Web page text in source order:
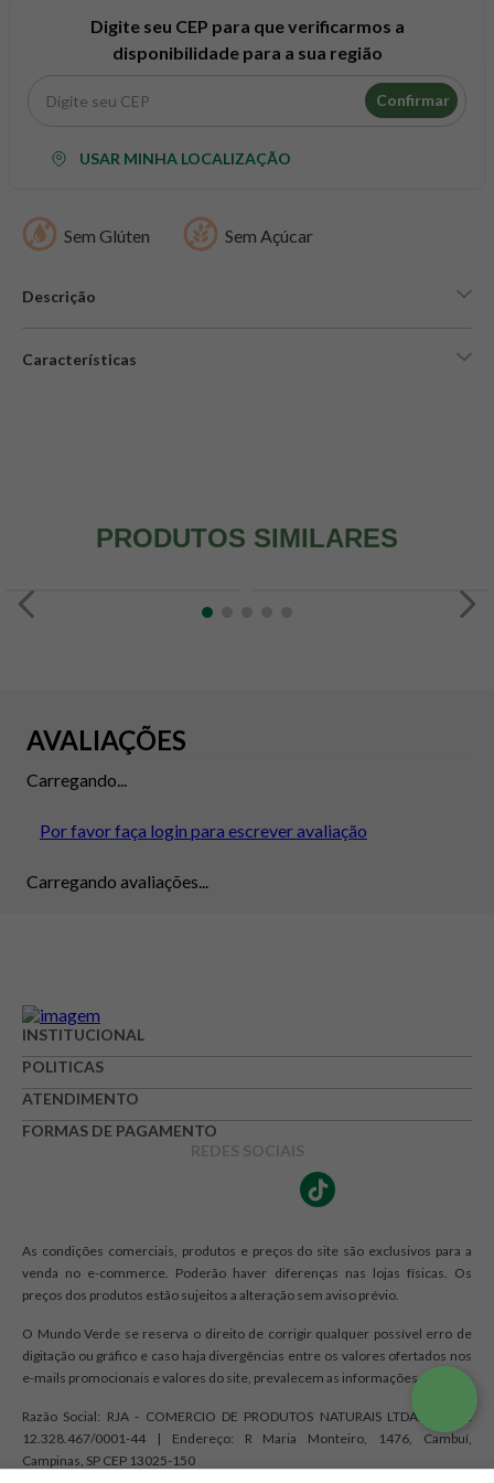
Digite seu CEP para que verificarmos a
disponibilidade para a sua região
Confirmar
USAR MINHA LOCALIZAÇÃO
Sem Glúten Sem Açúcar
Descrição
Características
PRODUTOS SIMILARES
AVALIAÇÕES
Carregando...
Por favor faça login para escrever avaliação
Carregando avaliações...
INSTITUCIONAL
POLITICAS
ATENDIMENTO
FORMAS DE PAGAMENTO
REDES SOCIAIS
As condições comerciais, produtos e preços do site são exclusivos para a
venda no e-commerce. Poderão haver diferenças nas lojas físicas. Os
preços dos produtos estão sujeitos a alteração sem aviso prévio.
O Mundo Verde se reserva o direito de corrigir qualquer possível erro de
digitação ou gráfico e caso haja divergências entre os valores ofertados nos
e-mails promocionais e valores do site, prevalecem as informações do site.
Razão Social: RJA - COMERCIO DE PRODUTOS NATURAIS LTDA. | CNPJ:
12.328.467/0001-44 | Endereço: R Maria Monteiro, 1476, Cambuí,
Campinas, SP CEP 13025-150
psyllium